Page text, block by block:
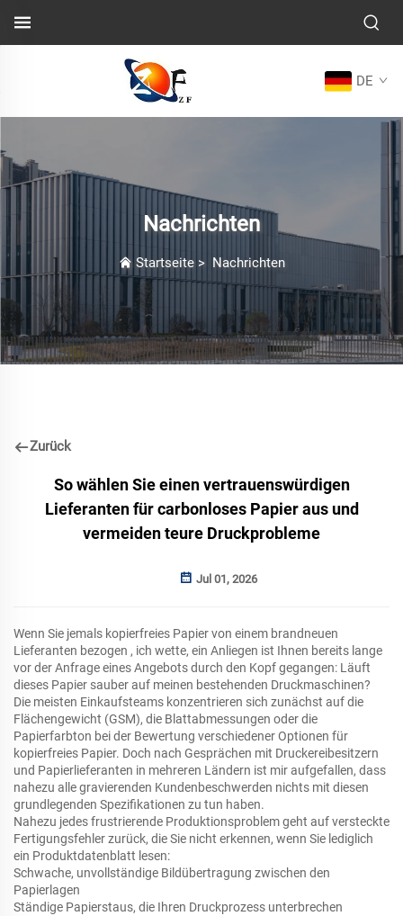
DE
Nachrichten
Startseite> Nachrichten
Zurück
So wählen Sie einen vertrauenswürdigen
Lieferanten für carbonloses Papier aus und
vermeiden teure Druckprobleme
Jul 01, 2026
Wenn Sie jemals kopierfreies Papier von einem brandneuen
Lieferanten bezogen , ich wette, ein Anliegen ist Ihnen bereits lange
vor der Anfrage eines Angebots durch den Kopf gegangen: Läuft
dieses Papier sauber auf meinen bestehenden Druckmaschinen?
Die meisten Einkaufsteams konzentrieren sich zunächst auf die
Flächengewicht (GSM), die Blattabmessungen oder die
Papierfarbton bei der Bewertung verschiedener Optionen für
kopierfreies Papier. Doch nach Gesprächen mit Druckereibesitzern
und Papierlieferanten in mehreren Ländern ist mir aufgefallen, dass
nahezu alle gravierenden Kundenbeschwerden nichts mit diesen
grundlegenden Spezifikationen zu tun haben.
Nahezu jedes frustrierende Produktionsproblem geht auf versteckte
Fertigungsfehler zurück, die Sie nicht erkennen, wenn Sie lediglich
ein Produktdatenblatt lesen:
Schwache, unvollständige Bildübertragung zwischen den
Papierlagen
Ständige Papierstaus, die Ihren Druckprozess unterbrechen